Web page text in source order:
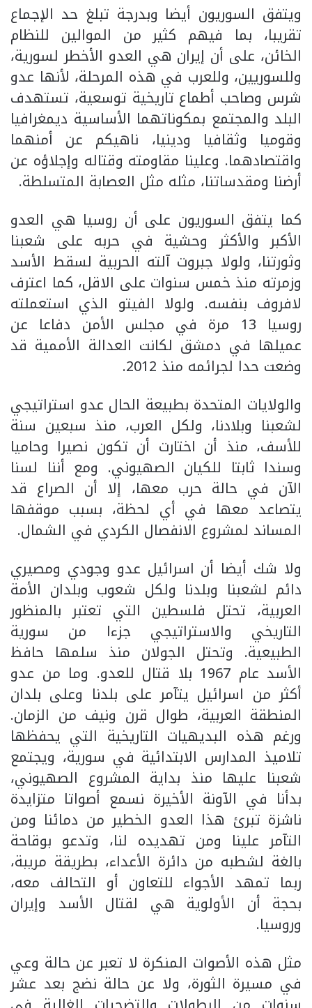
ويتفق السوريون أيضا وبدرجة تبلغ حد الإجماع
تقريبا، بما فيهم كثير من الموالين للنظام
الخائن، على أن إيران هي العدو الأخطر لسورية،
وللسوريين، وللعرب في هذه المرحلة، لأنها عدو
شرس وصاحب أطماع تاريخية توسعية، تستهدف
البلد والمجتمع بمكوناتهما الأساسية ديمغرافيا
وقوميا وثقافيا ودينيا، ناهيكم عن أمنهما
واقتصادهما. وعلينا مقاومته وقتاله وإجلاؤه عن
أرضنا ومقدساتنا، مثله مثل العصابة المتسلطة.
كما يتفق السوريون على أن روسيا هي العدو
الأكبر والأكثر وحشية في حربه على شعبنا
وثورتنا، ولولا جبروت آلته الحربية لسقط الأسد
وزمرته منذ خمس سنوات على الاقل، كما اعترف
لافروف بنفسه. ولولا الفيتو الذي استعملته
روسيا 13 مرة في مجلس الأمن دفاعا عن
عميلها في دمشق لكانت العدالة الأممية قد
وضعت حدا لجرائمه منذ 2012.
والولايات المتحدة بطبيعة الحال عدو استراتيجي
لشعبنا وبلادنا، ولكل العرب، منذ سبعين سنة
للأسف، منذ أن اختارت أن تكون نصيرا وحاميا
وسندا ثابتا للكيان الصهيوني. ومع أننا لسنا
الآن في حالة حرب معها، إلا أن الصراع قد
يتصاعد معها في أي لحظة، بسبب موقفها
المساند لمشروع الانفصال الكردي في الشمال.
ولا شك أيضا أن اسرائيل عدو وجودي ومصيري
دائم لشعبنا وبلدنا ولكل شعوب وبلدان الأمة
العربية، تحتل فلسطين التي تعتبر بالمنظور
التاريخي والاستراتيجي جزءا من سورية
الطبيعية. وتحتل الجولان منذ سلمها حافظ
الأسد عام 1967 بلا قتال للعدو. وما من عدو
أكثر من اسرائيل يتآمر على بلدنا وعلى بلدان
المنطقة العربية، طوال قرن ونيف من الزمان.
ورغم هذه البديهيات التاريخية التي يحفظها
تلاميذ المدارس الابتدائية في سورية، ويجتمع
شعبنا عليها منذ بداية المشروع الصهيوني،
بدأنا في الآونة الأخيرة نسمع أصواتا متزايدة
ناشزة تبرئ هذا العدو الخطير من دمائنا ومن
التآمر علينا ومن تهديده لنا، وتدعو بوقاحة
بالغة لشطبه من دائرة الأعداء، بطريقة مريبة،
ربما تمهد الأجواء للتعاون أو التحالف معه،
بحجة أن الأولوية هي لقتال الأسد وإيران
وروسيا.
مثل هذه الأصوات المنكرة لا تعبر عن حالة وعي
في مسيرة الثورة، ولا عن حالة نضج بعد عشر